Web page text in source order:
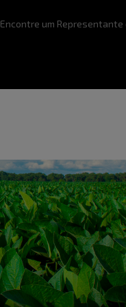
Encontre um Representante